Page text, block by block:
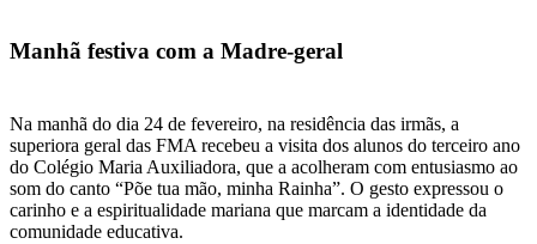
Manhã festiva com a Madre-geral
Na manhã do dia 24 de fevereiro, na residência das irmãs, a
superiora geral das FMA recebeu a visita dos alunos do terceiro ano
do Colégio Maria Auxiliadora, que a acolheram com entusiasmo ao
som do canto “Põe tua mão, minha Rainha”. O gesto expressou o
carinho e a espiritualidade mariana que marcam a identidade da
comunidade educativa.